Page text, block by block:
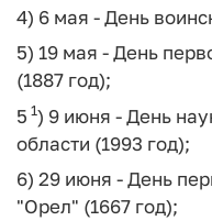
4) 6 мая - День
5) 19 мая - День
(1887 год);
5 1) 9 июня - День
области (1993 год);
6) 29 июня - День
"Орел" (1667 год);